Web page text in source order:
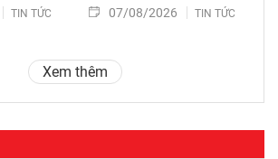
TIN TỨC 07/08/2026 TIN TỨC
Xem thêm